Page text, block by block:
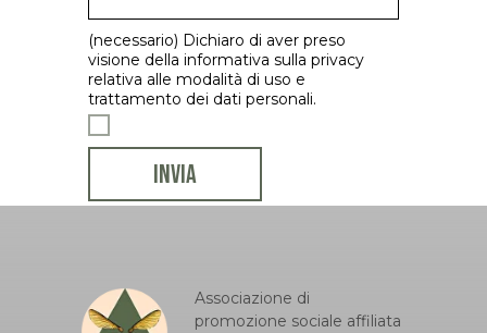
(necessario) Dichiaro di aver preso
visione della informativa sulla privacy
relativa alle modalità di uso e
trattamento dei dati personali.
INVIA
Associazione di
promozione sociale affiliata